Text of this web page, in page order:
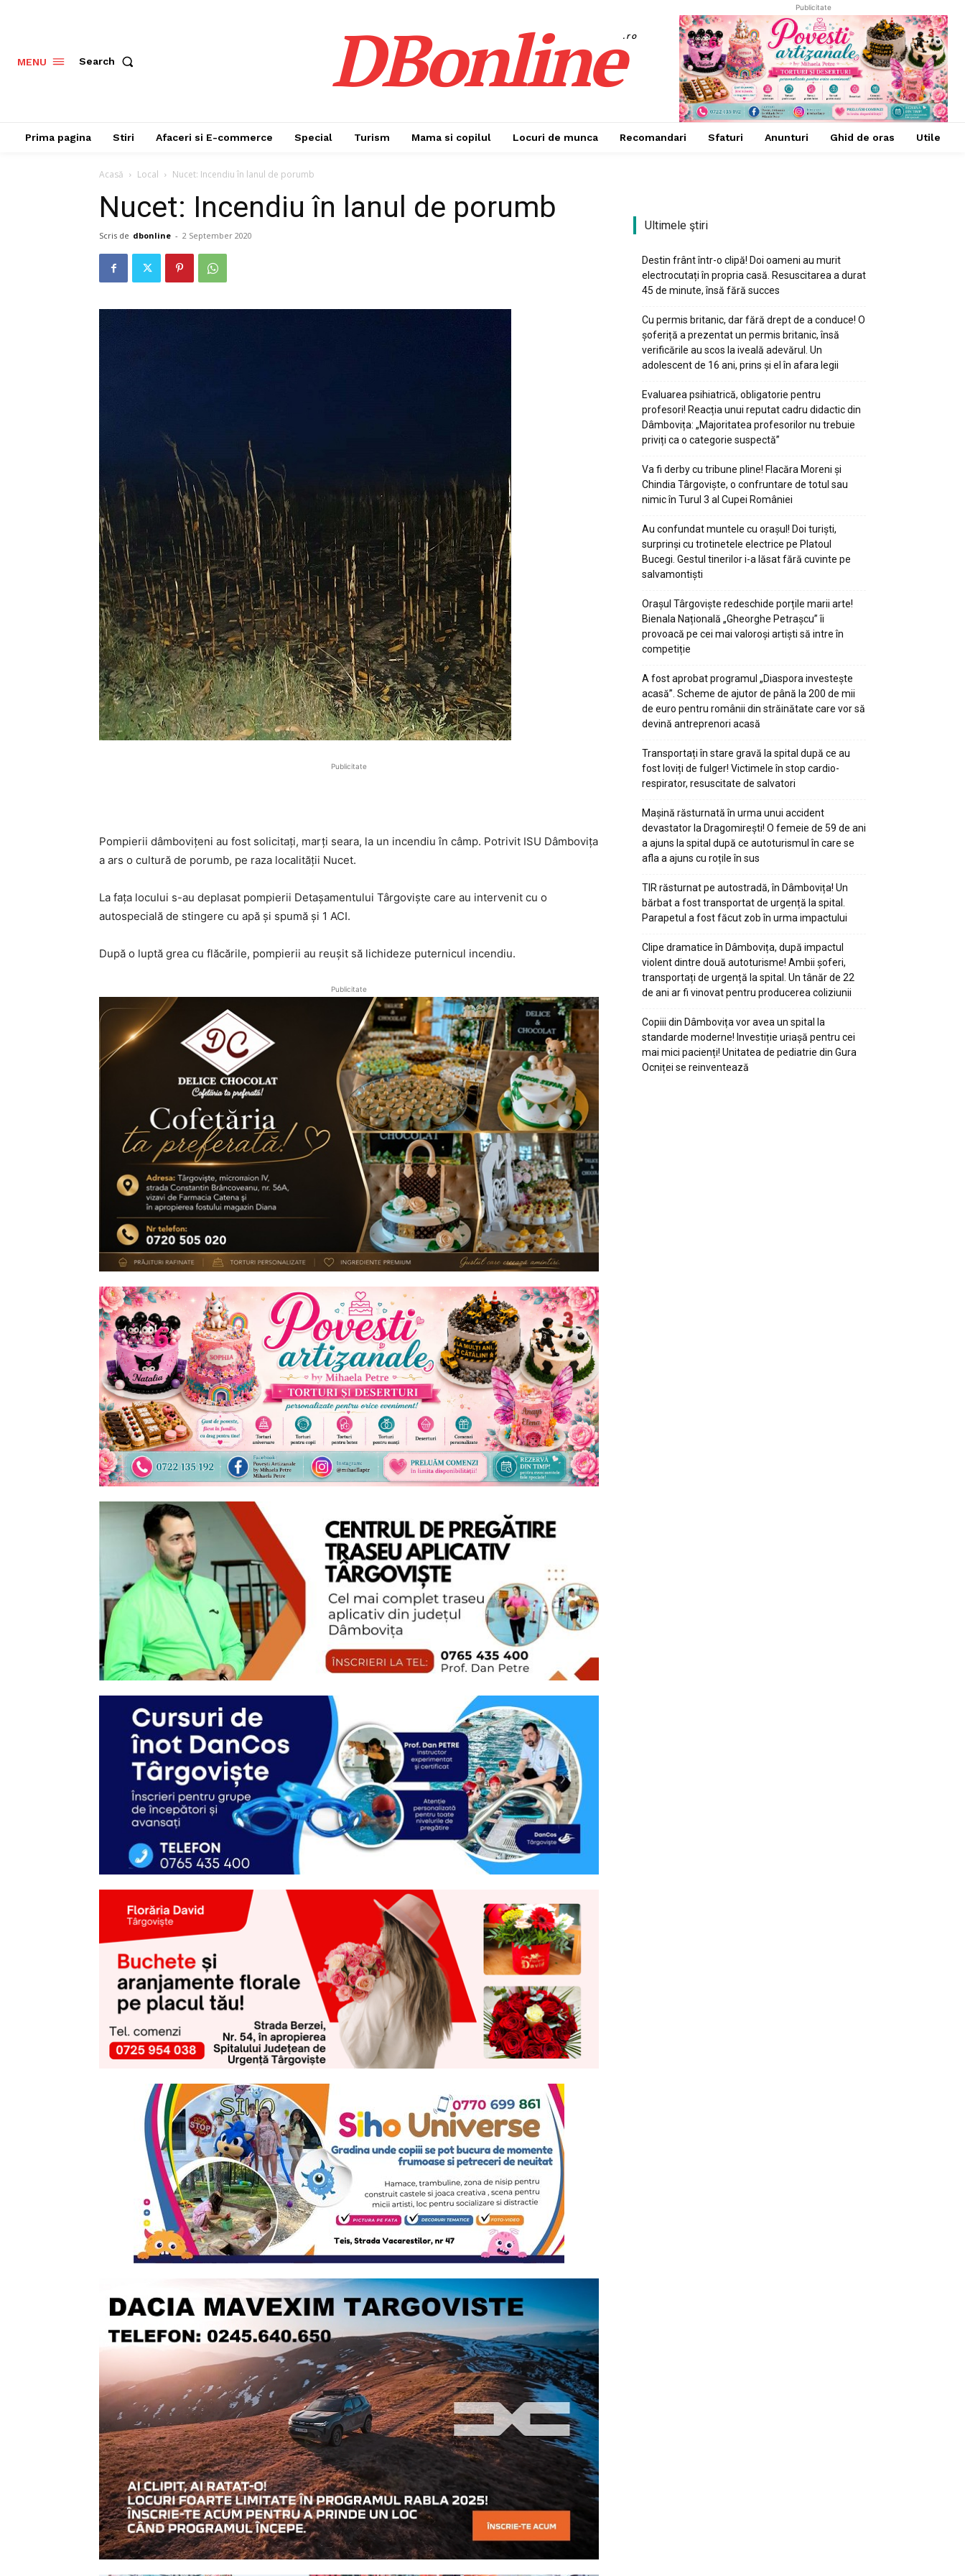
MENU Search DBonline.ro
Publicitate
Prima pagina Stiri Afaceri si E-commerce Special Turism Mama si copilul Locuri de munca Recomandari Sfaturi Anunturi Ghid de oras Utile
Acasă Local Nucet: Incendiu în lanul de porumb
Nucet: Incendiu în lanul de porumb
Scris de dbonline - 2 September 2020
Publicitate
Pompierii dâmbovițeni au fost solicitați, marți seara, la un incendiu în câmp. Potrivit ISU Dâmbovița
a ars o cultură de porumb, pe raza localității Nucet.
La fața locului s-au deplasat pompierii Detașamentului Târgoviște care au intervenit cu o
autospecială de stingere cu apă și spumă și 1 ACI.
După o luptă grea cu flăcările, pompierii au reușit să lichideze puternicul incendiu.
Publicitate
Ultimele ştiri
Destin frânt într-o clipă! Doi oameni au murit
electrocutați în propria casă. Resuscitarea a durat
45 de minute, însă fără succes
Cu permis britanic, dar fără drept de a conduce! O
șoferiță a prezentat un permis britanic, însă
verificările au scos la iveală adevărul. Un
adolescent de 16 ani, prins și el în afara legii
Evaluarea psihiatrică, obligatorie pentru
profesori! Reacția unui reputat cadru didactic din
Dâmbovița: „Majoritatea profesorilor nu trebuie
priviți ca o categorie suspectă”
Va fi derby cu tribune pline! Flacăra Moreni și
Chindia Târgoviște, o confruntare de totul sau
nimic în Turul 3 al Cupei României
Au confundat muntele cu orașul! Doi turiști,
surprinși cu trotinetele electrice pe Platoul
Bucegi. Gestul tinerilor i-a lăsat fără cuvinte pe
salvamontiști
Orașul Târgoviște redeschide porțile marii arte!
Bienala Națională „Gheorghe Petrașcu” îi
provoacă pe cei mai valoroși artiști să intre în
competiție
A fost aprobat programul „Diaspora investește
acasă”. Scheme de ajutor de până la 200 de mii
de euro pentru românii din străinătate care vor să
devină antreprenori acasă
Transportați în stare gravă la spital după ce au
fost loviți de fulger! Victimele în stop cardio-
respirator, resuscitate de salvatori
Mașină răsturnată în urma unui accident
devastator la Dragomirești! O femeie de 59 de ani
a ajuns la spital după ce autoturismul în care se
afla a ajuns cu roțile în sus
TIR răsturnat pe autostradă, în Dâmbovița! Un
bărbat a fost transportat de urgență la spital.
Parapetul a fost făcut zob în urma impactului
Clipe dramatice în Dâmbovița, după impactul
violent dintre două autoturisme! Ambii șoferi,
transportați de urgență la spital. Un tânăr de 22
de ani ar fi vinovat pentru producerea coliziunii
Copiii din Dâmbovița vor avea un spital la
standarde moderne! Investiție uriașă pentru cei
mai mici pacienți! Unitatea de pediatrie din Gura
Ocniței se reinventează